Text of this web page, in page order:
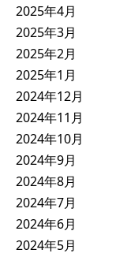
2025年4月
2025年3月
2025年2月
2025年1月
2024年12月
2024年11月
2024年10月
2024年9月
2024年8月
2024年7月
2024年6月
2024年5月